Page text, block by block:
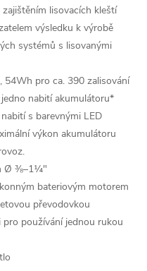
lisovacích kleští
výsledku k výrobě
systémů s lisovanými
pro ca. 390 zalisování
nabití akumulátoru*
s barevnými LED
výkon akumulátoru
Ø ⅜–1¼"
bateriovým motorem
převodovkou
používání jednou rukou